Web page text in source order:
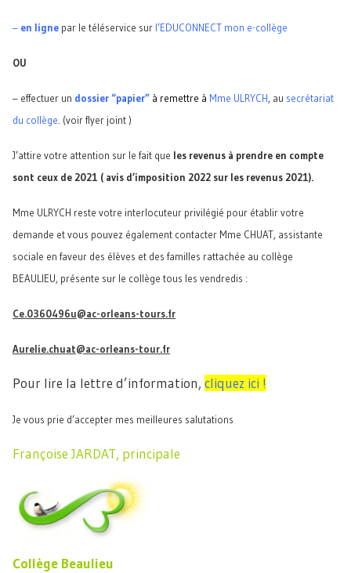
– en ligne par le téléservice sur l’EDUCONNECT mon e-collège
OU
– effectuer un dossier “papier” à remettre à Mme ULRYCH, au secrétariat
du collège. (voir flyer joint )
J’attire votre attention sur le fait que les revenus à prendre en compte
sont ceux de 2021 ( avis d’imposition 2022 sur les revenus 2021).
Mme ULRYCH reste votre interlocuteur privilégié pour établir votre
demande et vous pouvez également contacter Mme CHUAT, assistante
sociale en faveur des élèves et des familles rattachée au collège
BEAULIEU, présente sur le collège tous les vendredis :
Ce.0360496u@ac-orleans-tours.fr
Aurelie.chuat@ac-orleans-tour.fr
Pour lire la lettre d’information, cliquez ici !
Je vous prie d’accepter mes meilleures salutations
Françoise JARDAT, principale
Collège Beaulieu